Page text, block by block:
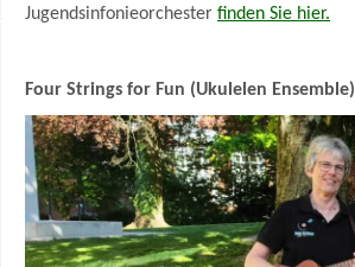
Jugendsinfonieorchester finden Sie hier.
Four Strings for Fun (Ukulelen Ensemble)